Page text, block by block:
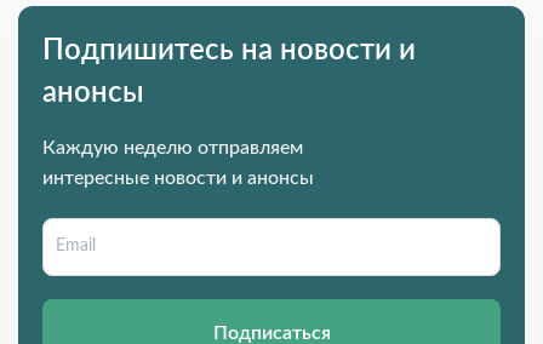
Подпишитесь на новости и
анонсы
Каждую неделю отправляем
интересные новости и анонсы
Подписаться